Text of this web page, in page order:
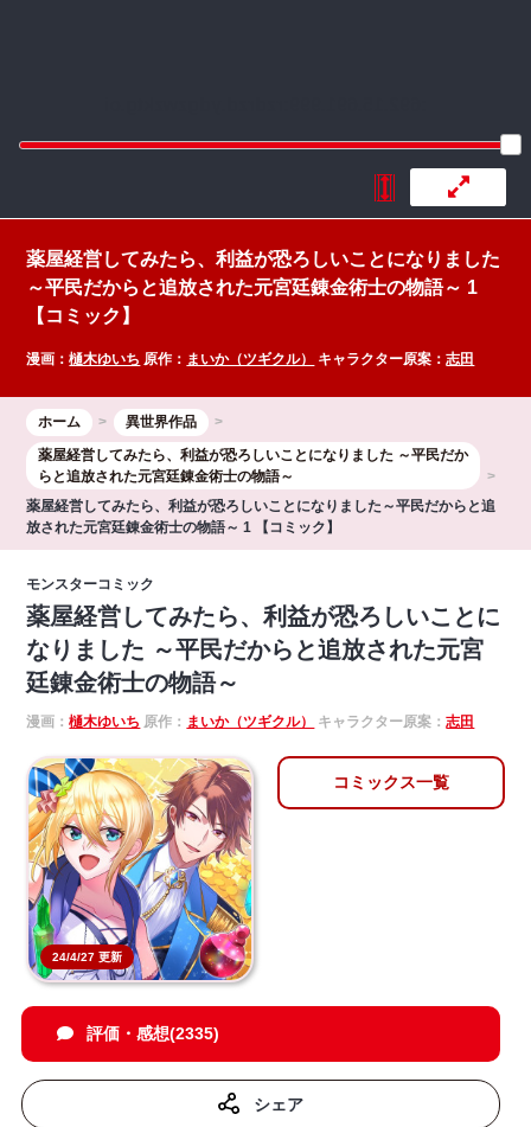
薬屋経営してみたら、利益が恐ろしいことになりました
～平民だからと追放された元宮廷錬金術士の物語～ 1
【コミック】
漫画：樋木ゆいち 原作： まいか（ツギクル） キャラクター原案：志田
ホーム
異世界作品
薬屋経営してみたら、利益が恐ろしいことになりました ～平民だか
らと追放された元宮廷錬金術士の物語～
薬屋経営してみたら、利益が恐ろしいことになりました～平民だからと追
放された元宮廷錬金術士の物語～ 1 【コミック】
モンスターコミック
薬屋経営してみたら、利益が恐ろしいことに
なりました ～平民だからと追放された元宮
廷錬金術士の物語～
漫画：樋木ゆいち 原作： まいか（ツギクル） キャラクター原案：志田
24/4/27 更新
コミックス一覧
評価・感想(2335)
シェア